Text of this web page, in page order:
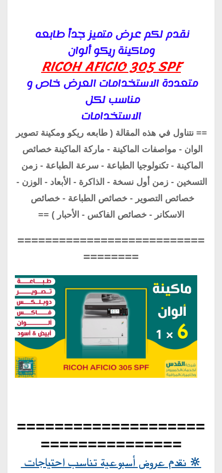
وماكينة ريكو ألوان
RICOH AFICIO 305 SPF
مناسب لكل
الاستخدامات
الاسكانر - خصائص الفاكس - الأحبار ) ==
===========================
========
====================
===============